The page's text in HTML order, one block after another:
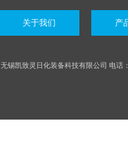
关于我们 产
无锡凯致灵日化装备科技有限公司 电